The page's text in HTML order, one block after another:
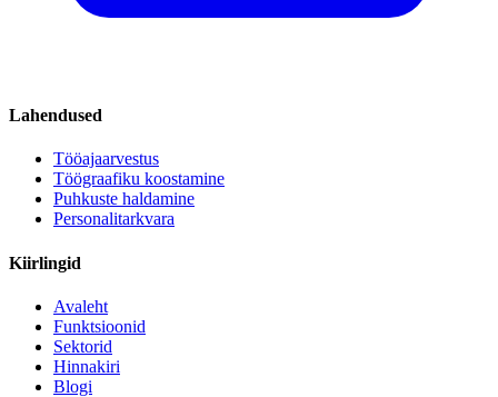
Lahendused
Tööajaarvestus
Töögraafiku koostamine
Puhkuste haldamine
Personalitarkvara
Kiirlingid
Avaleht
Funktsioonid
Sektorid
Hinnakiri
Blogi